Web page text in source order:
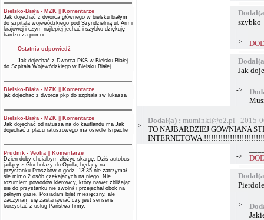
Bielsko-Biała - MZK
Komentarze
Jak dojechać z dworca głównego w bielsku białym
do szpitala wojewódzkiego pod Szyndzielnią ul. Armii
krajowej i czym najlepiej jechać i szybko dziękuję
bardzo za pomoc
Ostatnia odpowiedź
Jak dojechać z Dworca PKS w Bielsku Białej
do Szpitala Wojewódzkiego w Bielsku Białej
Bielsko-Biała - MZK
Komentarze
jak dojechac z dworca pkp do szpitala sw łukasza
Bielsko-Biała - MZK
Komentarze
Jak dojechać od ratusza na do kauflandu ma Jak
dojechać z placu ratuszowego ma osiedle lsrpaclie
Prudnik - Veolia
Komentarze
Dzień doby chciałbym złożyć skargę. Dziś autobus
jadący z Głuchołazy do Opola, będący na
przystanku Prószków o godz. 13:35 nie zatrzymał
się mimo 2 osób czekajacych na niego. Nie
rozumiem powodów kierowcy, który nawet zbliżając
się do przystanku nie zwolnił i przejechał obok na
pełnym gazie. Posiadam bilet miesięczny, ale
zaczynam się zastanawiać czy jest sensens
korzystać z usług Państwa firmy.
szybko
->
Jak
->
-
>
Dodał(a) : muminki@o2.pl 2015-
TO NAJBARDZIEJ GÓWNIANA
->
->